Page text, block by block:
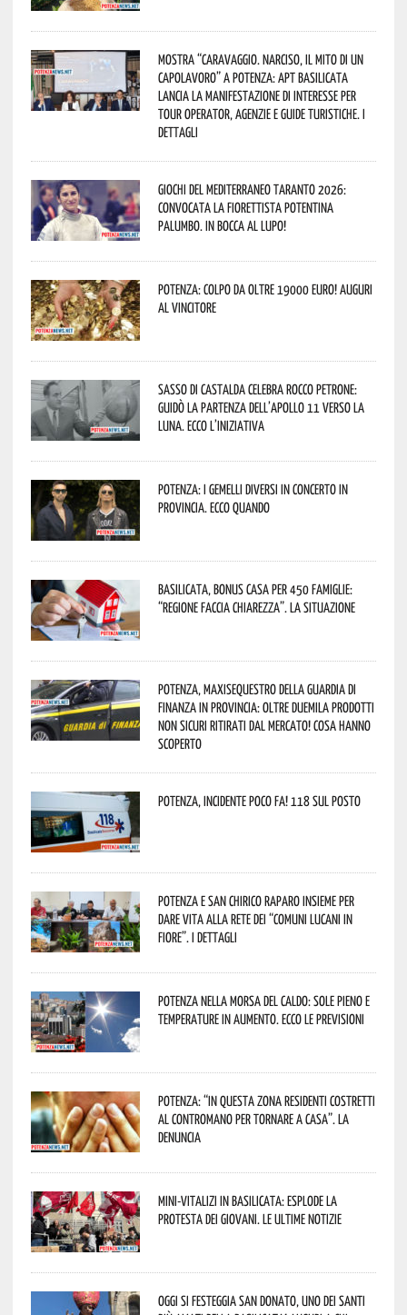
Mostra “Caravaggio. Narciso, il mito di un
capolavoro” a Potenza: APT Basilicata
lancia la manifestazione di interesse per
Tour Operator, Agenzie e Guide Turistiche. I
dettagli
Giochi del Mediterraneo Taranto 2026:
convocata la fiorettista potentina
Palumbo. In bocca al lupo!
Potenza: colpo da oltre 19000 Euro! Auguri
al vincitore
Sasso di Castalda celebra Rocco Petrone:
guidò la partenza dell’Apollo 11 verso la
Luna. Ecco l’iniziativa
Potenza: i Gemelli DiVersi in concerto in
provincia. Ecco quando
Basilicata, Bonus casa per 450 famiglie:
“Regione faccia chiarezza”. La situazione
Potenza, maxisequestro della Guardia di
Finanza in provincia: oltre duemila prodotti
non sicuri ritirati dal mercato! Cosa hanno
scoperto
Potenza, incidente poco fa! 118 sul posto
Potenza e San Chirico Raparo insieme per
dare vita alla rete dei “Comuni Lucani in
Fiore”. I dettagli
Potenza nella morsa del caldo: sole pieno e
temperature in aumento. Ecco le previsioni
Potenza: “In questa zona residenti costretti
al contromano per tornare a casa”. La
denuncia
Mini-vitalizi in Basilicata: esplode la
protesta dei giovani. Le ultime notizie
Oggi si festeggia San Donato, uno dei Santi